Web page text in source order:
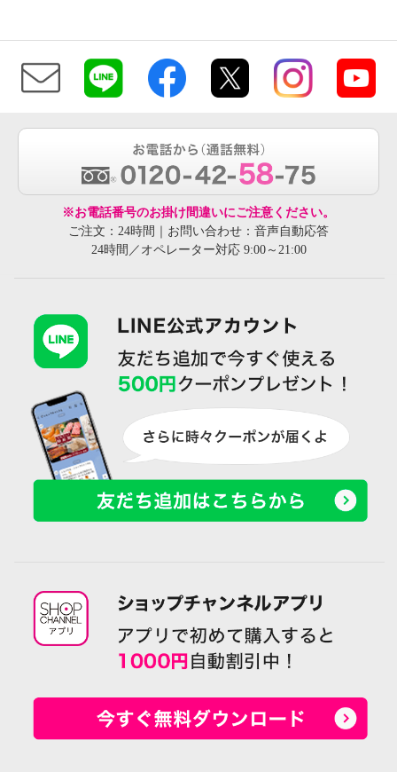
※お電話番号のお掛け間違いにご注意ください。
ご注文：24時間｜お問い合わせ：音声自動応答
24時間／オペレーター対応 9:00～21:00